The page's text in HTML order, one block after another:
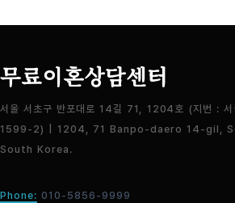
무료이혼상담센터
서울 서초구 반포대로 14길 71, 1204호 (지번 : 서
1599-2) | 1204, 71 Banpo-daero 14-gil,
South Korea.
Phone: 010-5856-9999